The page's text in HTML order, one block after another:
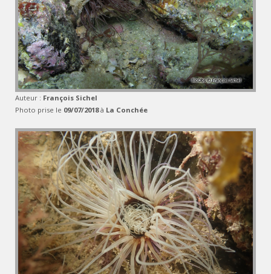
Auteur : François Sichel
Photo prise le 09/07/2018à La Conchée